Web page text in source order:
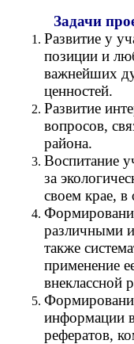
Задачи
Развитие у
позиции и
важнейших
ценностей.
Развитие
вопросов,
района.
Воспитание
за
своем крае,
различными
также
применение
внеклассной
информации
рефератов,